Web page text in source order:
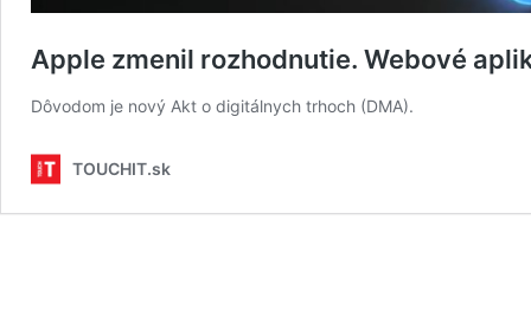
Apple zmenil rozhodnutie. Webové
Dôvodom je nový Akt o digitálnych trhoch (DMA).
TOUCHIT.sk